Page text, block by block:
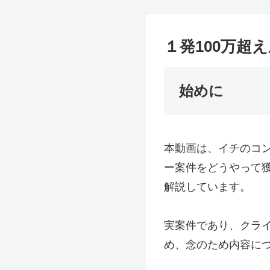
１発100万超
始めに
本動画は、イチのコ
ー案件をどうやって
解説しています。
実案件であり、クラ
め、念のため内容に